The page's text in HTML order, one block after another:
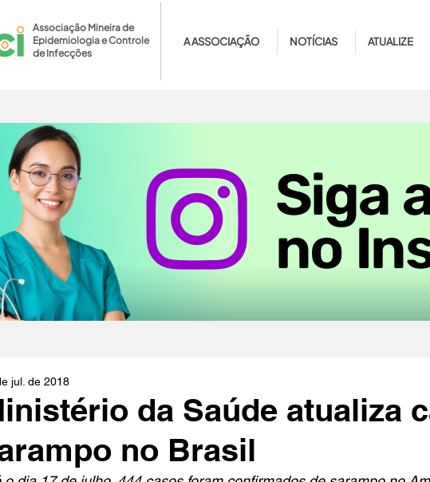
Associação Mineira de
Epidemiologia e Controle
de Infecções
A ASSOCIAÇÃO NOTÍCIAS ATUALIZE
da Saúde atualiza
no Brasil
jul. de 2018